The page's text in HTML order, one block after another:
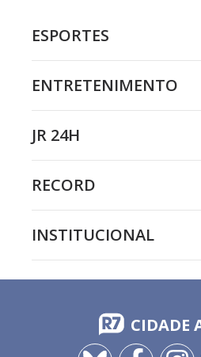
ESPORTES
ENTRETENIMENTO
JR 24H
RECORD
INSTITUCIONAL
CIDADE